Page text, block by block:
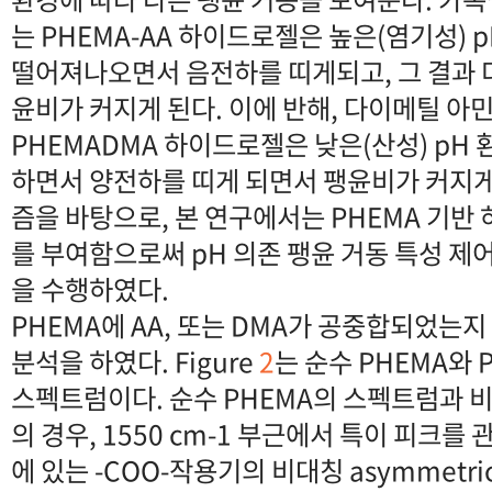
는 PHEMA-AA 하이드로젤은 높은(염기성)
떨어져나오면서 음전하를 띠게되고, 그 결과
윤비가 커지게 된다. 이에 반해, 다이메틸 아
PHEMADMA 하이드로젤은 낮은(산성) pH
하면서 양전하를 띠게 되면서 팽윤비가 커지
즘을 바탕으로, 본 연구에서는 PHEMA 기반
를 부여함으로써 pH 의존 팽윤 거동 특성 제
을 수행하였다.
PHEMA에 AA, 또는 DMA가 공중합되었는
분석을 하였다. Figure2는 순수 PHEMA와
스펙트럼이다. 순수 PHEMA의 스펙트럼과
의 경우, 1550 cm-1 부근에서 특이 피크를
에 있는 -COO-작용기의 비대칭